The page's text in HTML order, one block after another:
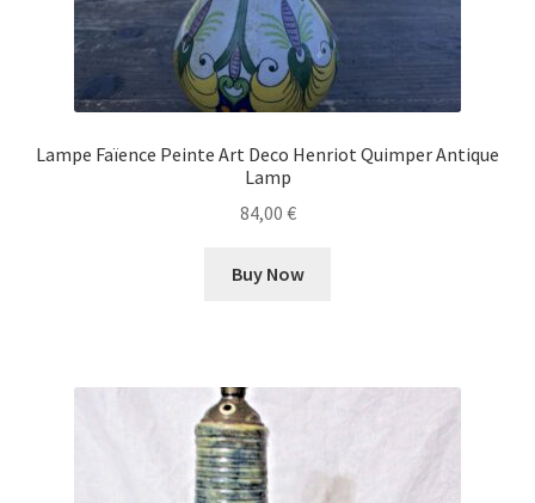
Lampe Faïence Peinte Art Deco Henriot Quimper Antique
Lamp
84,00 €
Buy Now